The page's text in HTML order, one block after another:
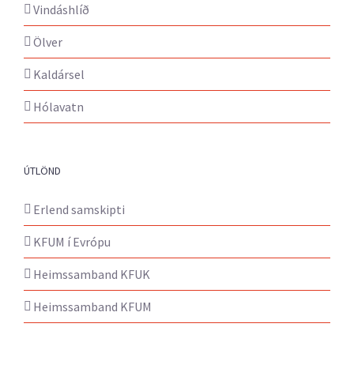
Vindáshlíð
Ölver
Kaldársel
Hólavatn
ÚTLÖND
Erlend samskipti
KFUM í Evrópu
Heimssamband KFUK
Heimssamband KFUM